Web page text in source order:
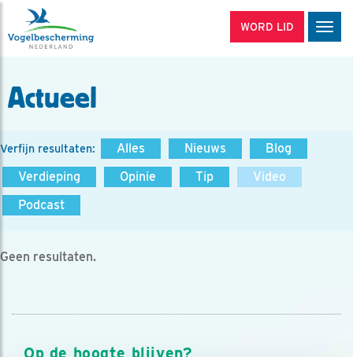
WORD LID
Actueel
Verfijn resultaten: Alles Nieuws
Blog
Verdieping
Opinie Tip
Video
Podcast
Geen resultaten.
Op de hoogte blijven?